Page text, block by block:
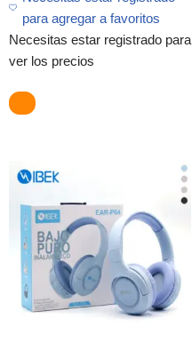
para agregar a favoritos
Necesitas estar registrado para
ver los precios